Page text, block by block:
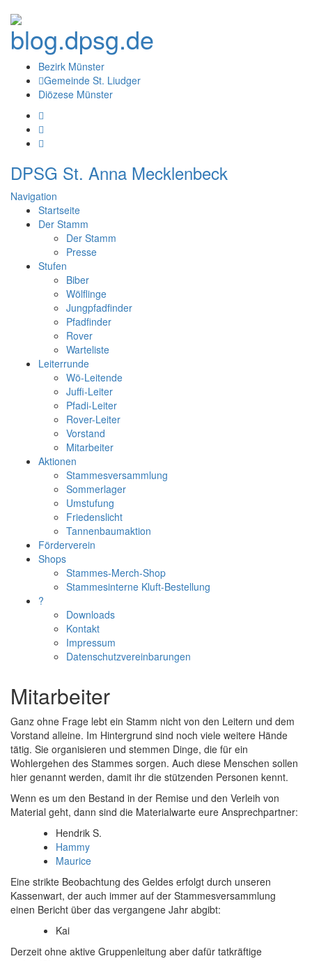
Bezirk Münster
Gemeinde St. Liudger
Diözese Münster
DPSG St. Anna Mecklenbeck
Navigation
Startseite
Der Stamm
Der Stamm
Presse
Stufen
Biber
Wölflinge
Jungpfadfinder
Pfadfinder
Rover
Warteliste
Leiterrunde
Wö-Leitende
Juffi-Leiter
Pfadi-Leiter
Rover-Leiter
Vorstand
Mitarbeiter
Aktionen
Stammesversammlung
Sommerlager
Umstufung
Friedenslicht
Tannenbaumaktion
Förderverein
Shops
Stammes-Merch-Shop
Stammesinterne Kluft-Bestellung
?
Downloads
Kontakt
Impressum
Datenschutzvereinbarungen
Mitarbeiter
Ganz ohne Frage lebt ein Stamm nicht von den Leitern und dem
Vorstand alleine. Im Hintergrund sind noch viele weitere Hände
tätig. Sie organisieren und stemmen Dinge, die für ein
Wohlergehen des Stammes sorgen. Auch diese Menschen sollen
hier genannt werden, damit ihr die stützenden Personen kennt.
Wenn es um den Bestand in der Remise und den Verleih von
Material geht, dann sind die Materialwarte eure Ansprechpartner:
Hendrik S.
Hammy
Maurice
Eine strikte Beobachtung des Geldes erfolgt durch unseren
Kassenwart, der auch immer auf der Stammesversammlung
einen Bericht über das vergangene Jahr abgibt:
Kai
Derzeit ohne aktive Gruppenleitung aber dafür tatkräftige